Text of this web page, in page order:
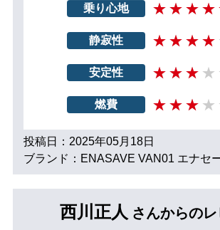
乗り心地
静寂性
安定性
燃費
投稿日：2025年05月18日
ブランド：ENASAVE VAN01 エナセ
西川正人 さんからの